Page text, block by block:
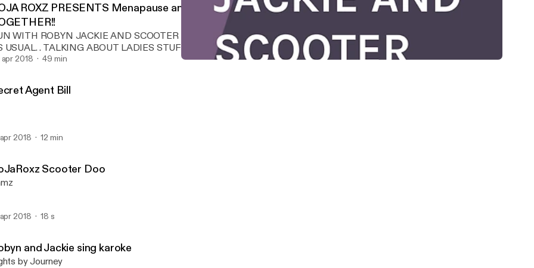
ROXZ PRESENTS Menapause and you!! PERRRFECT
WITH ROBYN JACKIE AND SCOOTER DOO TOO!! WE ARE HAVING FUN
USUAL. . TALKING ABOUT LADIES STUFF MIXING IT UP SERIOUSLY!!
NOTHING REALLY DIRTY.. JUST TWISTING A FEW NUTS HERE
apr 2018 49 min
Agent Bill
2018 12 min
Scooter Doo
2018 18 s
and Jackie sing karoke
by Journey